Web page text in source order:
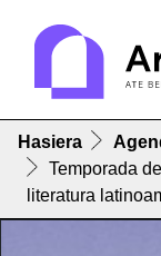
Hasiera
Temporada
literatura